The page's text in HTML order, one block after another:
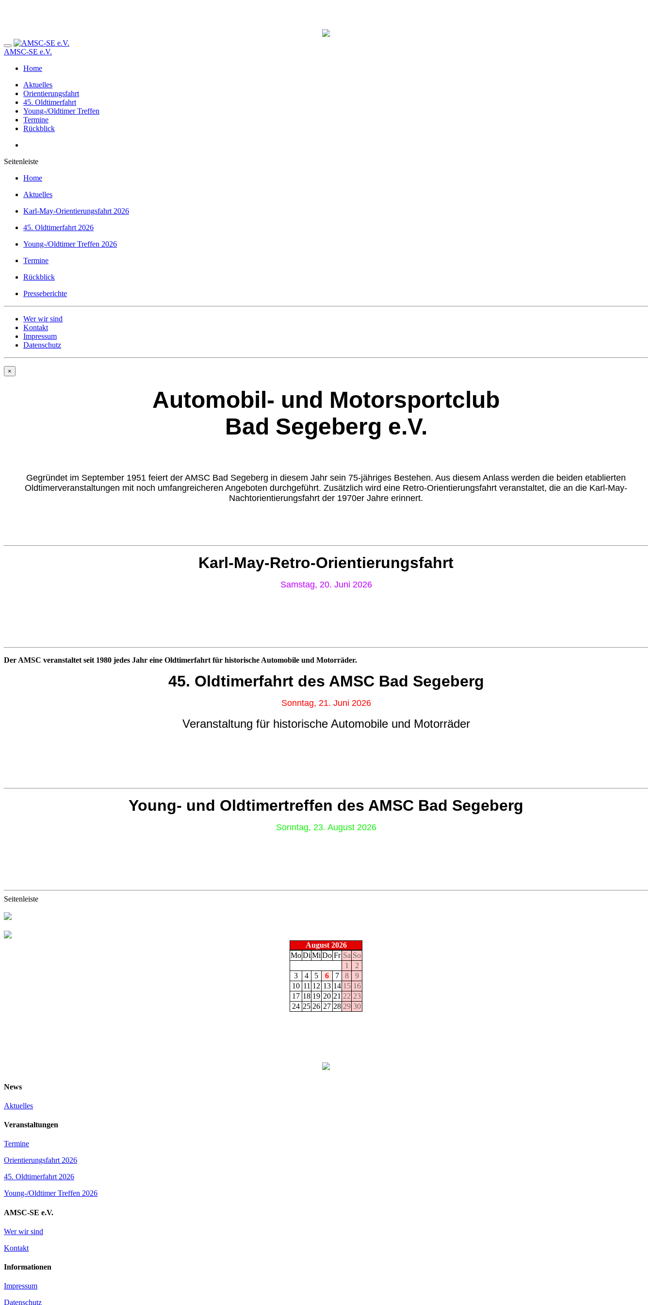
AMSC-SE e.V.
Home
Aktuelles
Orientierungsfahrt
45. Oldtimerfahrt
Young-/Oldtimer Treffen
Termine
Rückblick
Seitenleiste
Home
Aktuelles
Karl-May-Orientierungsfahrt 2026
45. Oldtimerfahrt 2026
Young-/Oldtimer Treffen 2026
Termine
Rückblick
Presseberichte
Wer wir sind
Kontakt
Impressum
Datenschutz
×
Automobil- und Motorsportclub
Bad Segeberg e.V.
Gegründet im September 1951 feiert der AMSC Bad Segeberg in diesem Jahr sein 75-jähriges Bestehen. Aus diesem Anlass werden die beiden etablierten
Oldtimerveranstaltungen mit noch umfangreicheren Angeboten durchgeführt. Zusätzlich wird eine Retro-Orientierungsfahrt veranstaltet, die an die Karl-May-
Nachtorientierungsfahrt der 1970er Jahre erinnert.
Karl-May-Retro-Orientierungsfahrt
Samstag, 20. Juni 2026
Der AMSC veranstaltet seit 1980 jedes Jahr eine Oldtimerfahrt für historische Automobile und Motorräder.
45. Oldtimerfahrt des AMSC Bad Segeberg
Sonntag, 21. Juni 2026
Veranstaltung für historische Automobile und Motorräder
Young- und Oldtimertreffen des AMSC Bad Segeberg
Sonntag, 23. August 2026
Seitenleiste
August 2026
MoDi Mi Do Fr Sa So
1
2
3
4 5 6 7 8
9
10 11 12 13 14 15 16
17 18 19 20 21 22 23
24 25 26 27 28 29 30
News
Aktuelles
Veranstaltungen
Termine
Orientierungsfahrt 2026
45. Oldtimerfahrt 2026
Young-/Oldtimer Treffen 2026
AMSC-SE e.V.
Wer wir sind
Kontakt
Informationen
Impressum
Datenschutz